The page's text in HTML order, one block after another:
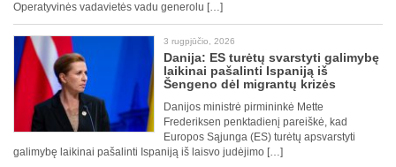
Operatyvinės vadavietės vadu generolu […]
3 rugpjūčio, 2026
Danija: ES turėtų svarstyti galimybę
laikinai pašalinti Ispaniją iš
Šengeno dėl migrantų krizės
Danijos ministrė pirmininkė Mette
Frederiksen penktadienį pareiškė, kad
Europos Sąjunga (ES) turėtų apsvarstyti
galimybę laikinai pašalinti Ispaniją iš laisvo judėjimo […]